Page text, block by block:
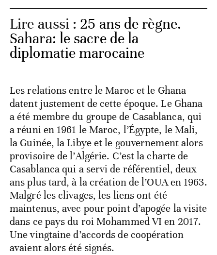
Lire aussi : 25 ans de règne.
Sahara: le sacre de la
diplomatie marocaine
Les relations entre le Maroc et le Ghana
datent justement de cette époque. Le Ghana
a été membre du groupe de Casablanca, qui
a réuni en 1961 le Maroc, l’Égypte, le Mali,
la Guinée, la Libye et le gouvernement alors
provisoire de l’Algérie. C’est la charte de
Casablanca qui a servi de référentiel, deux
ans plus tard, à la création de l’OUA en 1963.
Malgré les clivages, les liens ont été
maintenus, avec pour point d’apogée la visite
dans ce pays du roi Mohammed VI en 2017.
Une vingtaine d’accords de coopération
avaient alors été signés.